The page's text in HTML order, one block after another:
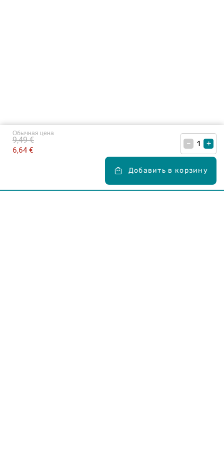
Обычная цена
6,64 €
9,49 € – +
Добавить в корзину